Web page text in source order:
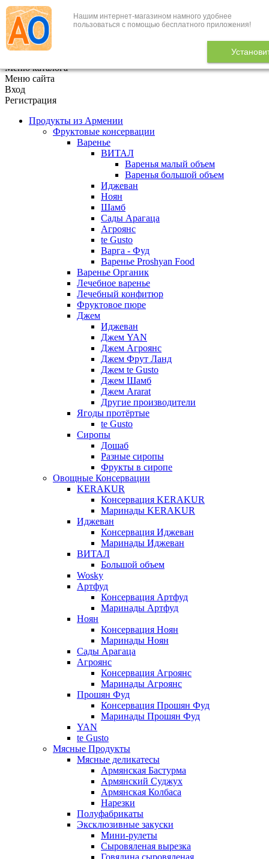
Нашим интернет-магазином намного удобнее
пользоваться с помощью бесплатного приложения!
+7 (495) 646-888-1
В корзине 0
Меню каталога
Меню сайта
Вход
Регистрация
Продукты из Армении
Фруктовые консервации
Варенье
ВИТАЛ
Варенья малый объем
Варенья большой объем
Иджеван
Ноян
Шамб
Сады Арагаца
Агроянс
te Gusto
Варга - Фуд
Варенье Proshyan Food
Варенье Органик
Лечебное варенье
Лечебный конфитюр
Фруктовое пюре
Джем
Иджеван
Джем YAN
Джем Агроянс
Джем Фрут Ланд
Джем te Gusto
Джем Шамб
Джем Ararat
Другие производители
Ягоды протёртые
te Gusto
Сиропы
Дошаб
Разные сиропы
Фрукты в сиропе
Овощные Консервации
KERAKUR
Консервация KERAKUR
Маринады KERAKUR
Иджеван
Консервация Иджеван
Маринады Иджеван
ВИТАЛ
Большой объем
Wosky
Артфуд
Консервация Артфуд
Маринады Артфуд
Ноян
Консервация Ноян
Маринады Ноян
Сады Арагаца
Агроянс
Консервация Агроянс
Маринады Агроянс
Прошян Фуд
Консервация Прошян Фуд
Маринады Прошян Фуд
YAN
te Gusto
Мясные Продукты
Мясные деликатесы
Армянская Бастурма
Армянский Суджух
Армянская Колбаса
Нарезки
Полуфабрикаты
Эксклюзивные закуски
Мини-рулеты
Сыровяленая вырезка
Говядина сыровяленая